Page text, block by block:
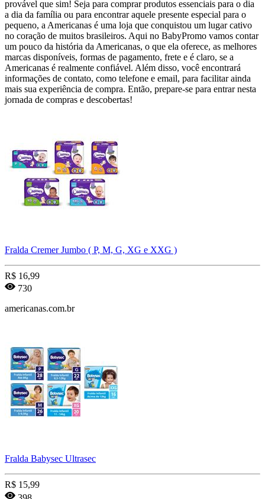
provável que sim! Seja para comprar produtos essenciais para o dia
a dia da família ou para encontrar aquele presente especial para o
pequeno, a Americanas é uma loja que conquistou um lugar cativo
no coração de muitos brasileiros. Aqui no BabyPromo vamos contar
um pouco da história da Americanas, o que ela oferece, as melhores
marcas disponíveis, formas de pagamento, frete e é claro, se a
Americanas é realmente confiável. Além disso, você encontrará
informações de contato, como telefone e email, para facilitar ainda
mais sua experiência de compra. Então, prepare-se para entrar nesta
jornada de compras e descobertas!
Fralda Cremer Jumbo ( P, M, G, XG e XXG )
R$ 16,99
730
americanas.com.br
Fralda Babysec Ultrasec
R$ 15,99